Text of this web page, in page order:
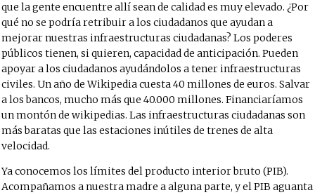
que la gente encuentre allí sean de calidad es muy elevado. ¿Por
qué no se podría retribuir a los ciudadanos que ayudan a
mejorar nuestras infraestructuras ciudadanas? Los poderes
públicos tienen, si quieren, capacidad de anticipación. Pueden
apoyar a los ciudadanos ayudándolos a tener infraestructuras
civiles. Un año de Wikipedia cuesta 40 millones de euros. Salvar
a los bancos, mucho más que 40.000 millones. Financiaríamos
un montón de wikipedias. Las infraestructuras ciudadanas son
más baratas que las estaciones inútiles de trenes de alta
velocidad.
Ya conocemos los límites del producto interior bruto (PIB).
Acompañamos a nuestra madre a alguna parte, y el PIB aguanta